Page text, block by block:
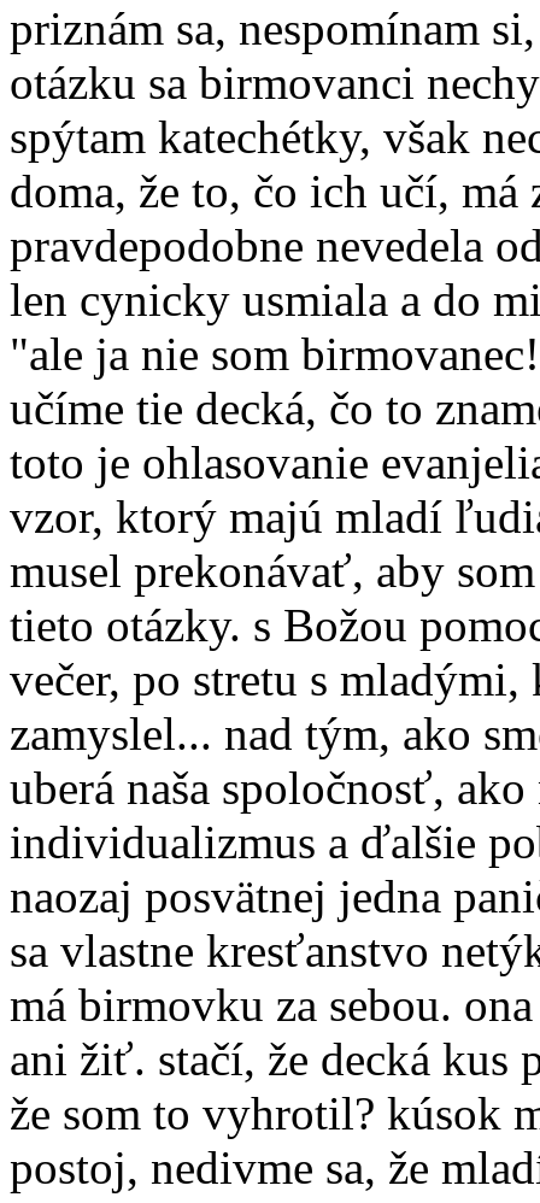
priznám sa, nespomínam
otázku sa birmovanci
spýtam katechétky, však
doma, že to, čo ich učí, má
pravdepodobne nevedela
len cynicky usmiala a do
"ale ja nie som
učíme tie decká, čo to
toto je ohlasovanie
vzor, ktorý majú mladí
musel prekonávať, aby
tieto otázky. s Božou
večer, po stretu s
zamyslel... nad tým, ako
uberá naša spoločnosť,
individualizmus a ďalšie
naozaj posvätnej jedna
sa vlastne kresťanstvo
má birmovku za sebou.
ani žiť. stačí, že decká kus
že som to vyhrotil? kúsok
postoj, nedivme sa, že